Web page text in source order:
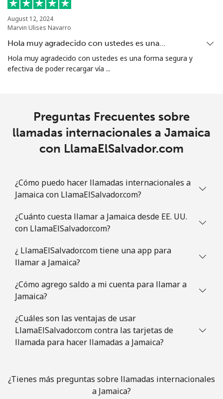
August 12, 2024
Marvin Ulises Navarro
Hola muy agradecido con ustedes es una…
Hola muy agradecido con ustedes es una forma segura y
efectiva de poder recargar vía ...
Preguntas Frecuentes sobre
llamadas internacionales a Jamaica
con LlamaElSalvador.com
¿Cómo puedo hacer llamadas internacionales a
Jamaica con LlamaElSalvador.com?
¿Cuánto cuesta llamar a Jamaica desde EE. UU.
con LlamaElSalvador.com?
¿ LlamaElSalvador.com tiene una app para
llamar a Jamaica?
¿Cómo agrego saldo a mi cuenta para llamar a
Jamaica?
¿Cuáles son las ventajas de usar
LlamaElSalvador.com contra las tarjetas de
llamada para hacer llamadas a Jamaica?
¿Tienes más preguntas sobre llamadas internacionales
a Jamaica?